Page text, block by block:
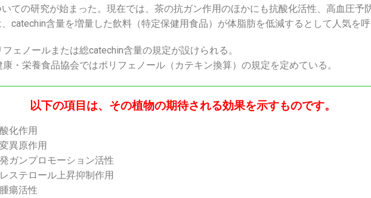
ての研究が始まった。現在では、茶の抗ガン作用のほかにも抗酸化活性、高血圧予
catechin含量を増量した飲料（特定保健用食品）が体脂肪を低減するとして人気を呼
ェノールまたは総catechin含量の規定が設けられる。
康・栄養食品協会ではポリフェノール（カテキン換算）の規定を定めている。
以下の項目は、その植物の期待される効果を示すものです。
化作用
異原作用
ガンプロモーション活性
ステロール上昇抑制作用
瘍活性